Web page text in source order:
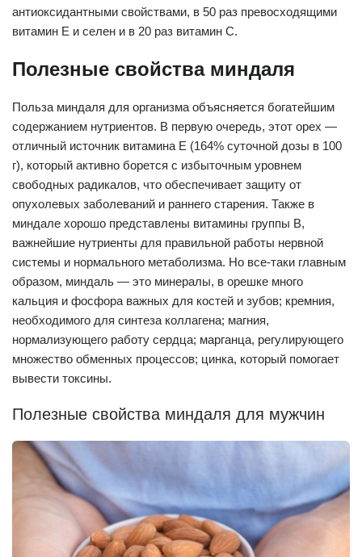
антиоксидантными свойствами, в 50 раз превосходящими
витамин Е и селен и в 20 раз витамин С.
Полезные свойства миндаля
Польза миндаля для организма объясняется богатейшим
содержанием нутриентов. В первую очередь, этот орех —
отличный источник витамина Е (164% суточной дозы в 100
г), который активно борется с избыточным уровнем
свободных радикалов, что обеспечивает защиту от
опухолевых заболеваний и раннего старения. Также в
миндале хорошо представлены витамины группы В,
важнейшие нутриенты для правильной работы нервной
системы и нормального метаболизма. Но все-таки главным
образом, миндаль — это минералы, в орешке много
кальция и фосфора важных для костей и зубов; кремния,
необходимого для синтеза коллагена; магния,
нормализующего работу сердца; марганца, регулирующего
множество обменных процессов; цинка, который помогает
вывести токсины.
Полезные свойства миндаля для мужчин